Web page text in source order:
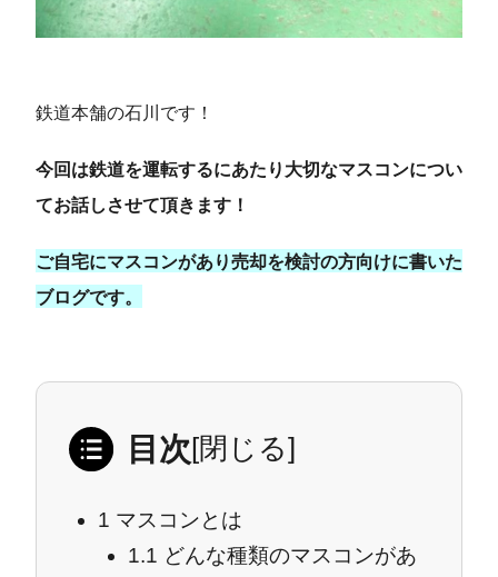
鉄道本舗の石川です！
今回は鉄道を運転するにあたり大切なマスコンについ
てお話しさせて頂きます！
ご自宅にマスコンがあり売却を検討の方向けに書いた
ブログです。
目次[閉じる]
1 マスコンとは
1.1 どんな種類のマスコンがあ